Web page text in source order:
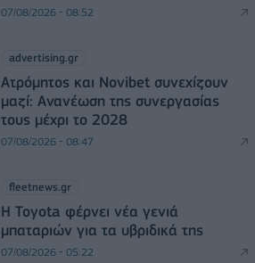
07/08/2026 - 08:52
advertising.gr
Ατρόμητος και Novibet συνεχίζουν
μαζί: Ανανέωση της συνεργασίας
τους μέχρι το 2028
07/08/2026 - 08:47
fleetnews.gr
Η Toyota φέρνει νέα γενιά
μπαταριών για τα υβριδικά της
07/08/2026 - 05:22